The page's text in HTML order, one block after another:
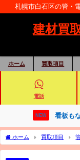
札幌市白石区の管・
建材買
ホーム 買取項目
電話
NEW 看板も
ホーム 買取項目